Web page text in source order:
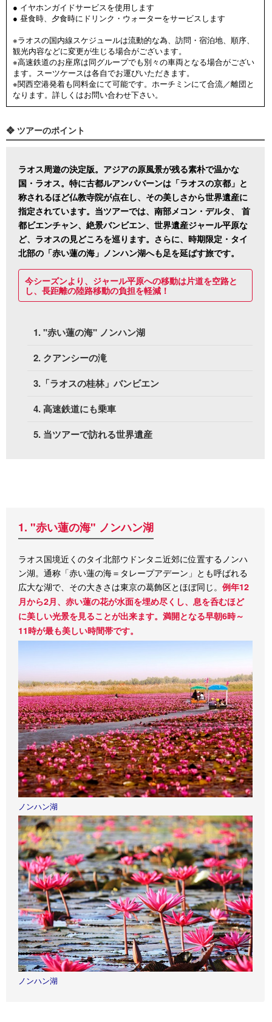
● イヤホンガイドサービスを使用します
● 昼食時、夕食時にドリンク・ウォーターをサービスします
※ラオスの国内線スケジュールは流動的な為、訪問・宿泊地、順序、
観光内容などに変更が生じる場合がございます。
※高速鉄道のお座席は同グループでも別々の車両となる場合がござい
ます。スーツケースは各自でお運びいただきます。
※関西空港発着も同料金にて可能です。ホーチミンにて合流／離団と
なります。詳しくはお問い合わせ下さい。
❖ ツアーのポイント
ラオス周遊の決定版。アジアの原風景が残る素朴で温かな
国・ラオス。特に古都ルアンパバーンは「ラオスの京都」と
称されるほど仏教寺院が点在し、その美しさから世界遺産に
指定されています。当ツアーでは、南部メコン・デルタ、 首
都ビエンチャン、絶景バンビエン、世界遺産ジャール平原な
ど、ラオスの見どころを巡ります。さらに、時期限定・タイ
北部の「赤い蓮の海」ノンハン湖へも足を延ばす旅です。
今シーズンより、ジャール平原への移動は片道を空路と
し、長距離の陸路移動の負担を軽減！
1. "赤い蓮の海" ノンハン湖
2. クアンシーの滝
3.「ラオスの桂林」バンビエン
4. 高速鉄道にも乗車
5. 当ツアーで訪れる世界遺産
1. "赤い蓮の海" ノンハン湖
ラオス国境近くのタイ北部ウドンタニ近郊に位置するノンハ
ン湖。通称「赤い蓮の海＝タレープアデーン」とも呼ばれる
広大な湖で、その大きさは東京の葛飾区とほぼ同じ。 例年12
月から2月、赤い蓮の花が水面を埋め尽くし、息を呑むほど
に美しい光景を見ることが出来ます。満開となる早朝6時～
11時が最も美しい時間帯です。
ノンハン湖
ノンハン湖